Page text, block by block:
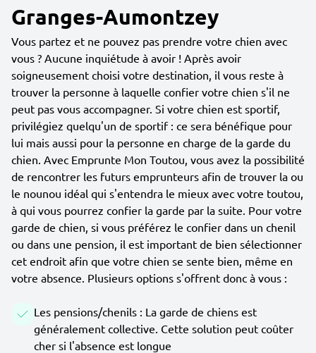
Granges-Aumontzey
Vous partez et ne pouvez pas prendre votre chien avec
vous ? Aucune inquiétude à avoir ! Après avoir
soigneusement choisi votre destination, il vous reste à
trouver la personne à laquelle confier votre chien s'il ne
peut pas vous accompagner. Si votre chien est sportif,
privilégiez quelqu'un de sportif : ce sera bénéfique pour
lui mais aussi pour la personne en charge de la garde du
chien. Avec Emprunte Mon Toutou, vous avez la possibilité
de rencontrer les futurs emprunteurs afin de trouver la ou
le nounou idéal qui s'entendra le mieux avec votre toutou,
à qui vous pourrez confier la garde par la suite. Pour votre
garde de chien, si vous préférez le confier dans un chenil
ou dans une pension, il est important de bien sélectionner
cet endroit afin que votre chien se sente bien, même en
votre absence. Plusieurs options s'offrent donc à vous :
Les pensions/chenils : La garde de chiens est
généralement collective. Cette solution peut coûter
cher si l'absence est longue